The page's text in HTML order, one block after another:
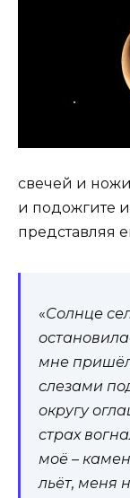
свечей и
и подожгите
представляя
«Солнце
мне
слезами
округу
страх
моё –
льёт, меня